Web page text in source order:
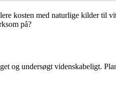
kosten med naturlige kilder til
på?
og undersøgt videnskabeligt.